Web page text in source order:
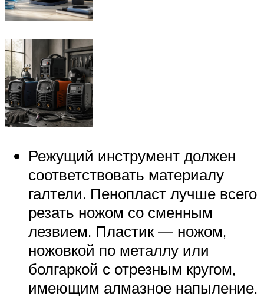
Режущий инструмент должен
соответствовать материалу
галтели. Пенопласт лучше всего
резать ножом со сменным
лезвием. Пластик — ножом,
ножовкой по металлу или
болгаркой с отрезным кругом,
имеющим алмазное напыление.